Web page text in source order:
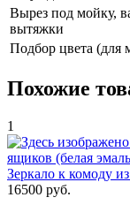
Вырез под мойку,
вытяжки
Подбор цвета (для
Похожие
1
Зеркало к комоду
16500 руб.